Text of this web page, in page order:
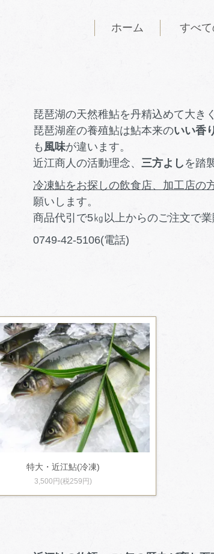
ホーム すべ
琵琶湖の天然稚鮎を丹精込めて大き
琵琶湖産の養殖鮎は鮎本来のいい香
も 風味が違います。
近江商人の活動理念、 三方よし を踏
冷凍鮎をお探しの飲食店、加工店の
願いします。
商品代引で5㎏以上からのご注文で
0749-42-5106(電話)
特大・近江鮎(冷凍)
3,500円(税259円)